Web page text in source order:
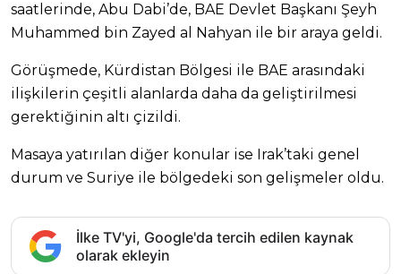
saatlerinde, Abu Dabi’de, BAE Devlet Başkanı Şeyh
Muhammed bin Zayed al Nahyan ile bir araya geldi.
Görüşmede, Kürdistan Bölgesi ile BAE arasındaki
ilişkilerin çeşitli alanlarda daha da geliştirilmesi
gerektiğinin altı çizildi.
Masaya yatırılan diğer konular ise Irak’taki genel
durum ve Suriye ile bölgedeki son gelişmeler oldu.
İlke TV'yi, Google'da tercih edilen kaynak
olarak ekleyin